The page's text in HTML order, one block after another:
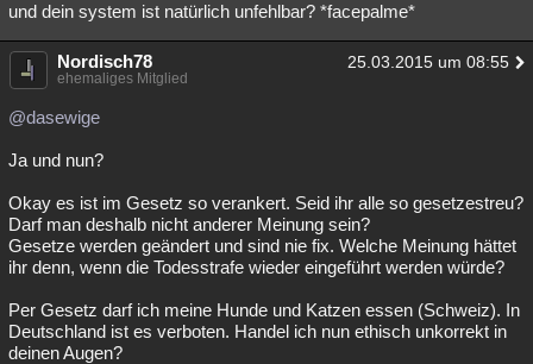
und dein system ist natürlich unfehlbar? *facepalme*
Nordisch78 25.03.2015 um 08:55
ehemaliges Mitglied
@dasewige
Ja und nun?
Okay es ist im Gesetz so verankert. Seid ihr alle so gesetzestreu?
Darf man deshalb nicht anderer Meinung sein?
Gesetze werden geändert und sind nie fix. Welche Meinung hättet
ihr denn, wenn die Todesstrafe wieder eingeführt werden würde?
Per Gesetz darf ich meine Hunde und Katzen essen (Schweiz). In
Deutschland ist es verboten. Handel ich nun ethisch unkorrekt in
deinen Augen?